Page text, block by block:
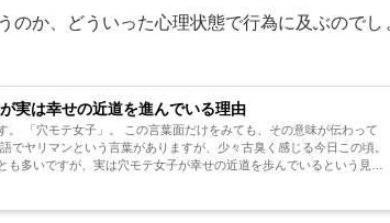
のか、どういった心理状態で行為に及ぶのでし
実は幸せの近道を進んでいる理由
わって
も多いですが、実は穴モテ女子が幸せの近道を歩んでいるという見方